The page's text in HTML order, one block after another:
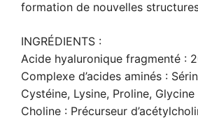
formation de nouvelles
INGRÉDIENTS :
Acide hyaluronique fragmenté :
Complexe d’acides aminés :
Cystéine, Lysine, Proline, Glycine
Choline : Précurseur